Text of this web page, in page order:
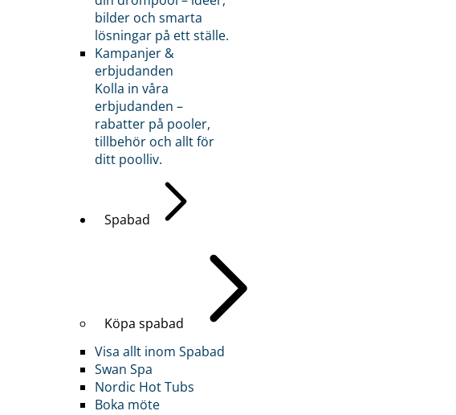
bilder och smarta
lösningar på ett ställe.
Kampanjer &
erbjudanden
Kolla in våra
erbjudanden –
rabatter på pooler,
tillbehör och allt för
ditt poolliv.
Spabad
Köpa spabad
Visa allt inom Spabad
Swan Spa
Nordic Hot Tubs
Boka möte